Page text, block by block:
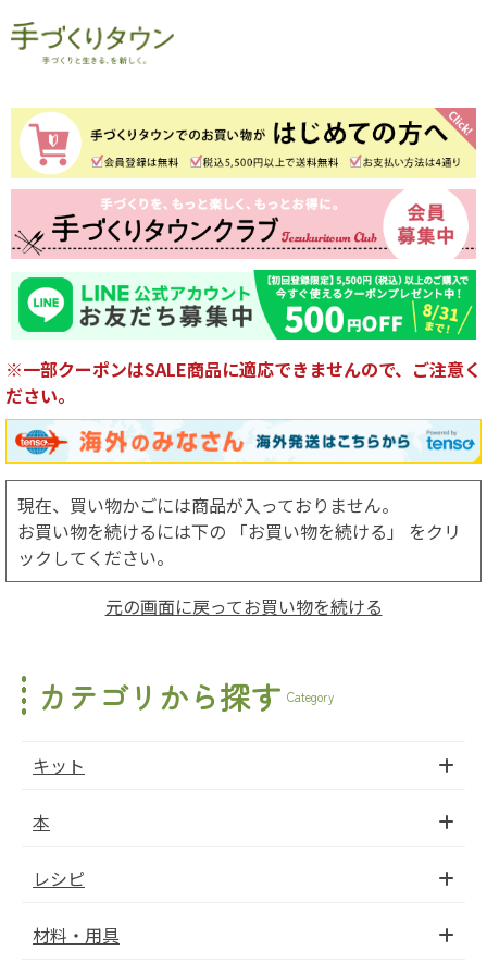
※一部クーポンはSALE商品に適応できませんので、ご注意く
ださい。
現在、買い物かごには商品が入っておりません。
お買い物を続けるには下の 「お買い物を続ける」 をクリ
ックしてください。
元の画面に戻ってお買い物を続ける
カテゴリから探す Category
キット
本
レシピ
材料・用具